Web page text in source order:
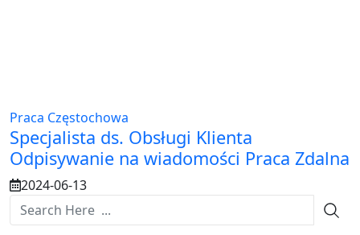
Praca Częstochowa
Specjalista ds. Obsługi Klienta
Odpisywanie na wiadomości Praca Zdalna
2024-06-13